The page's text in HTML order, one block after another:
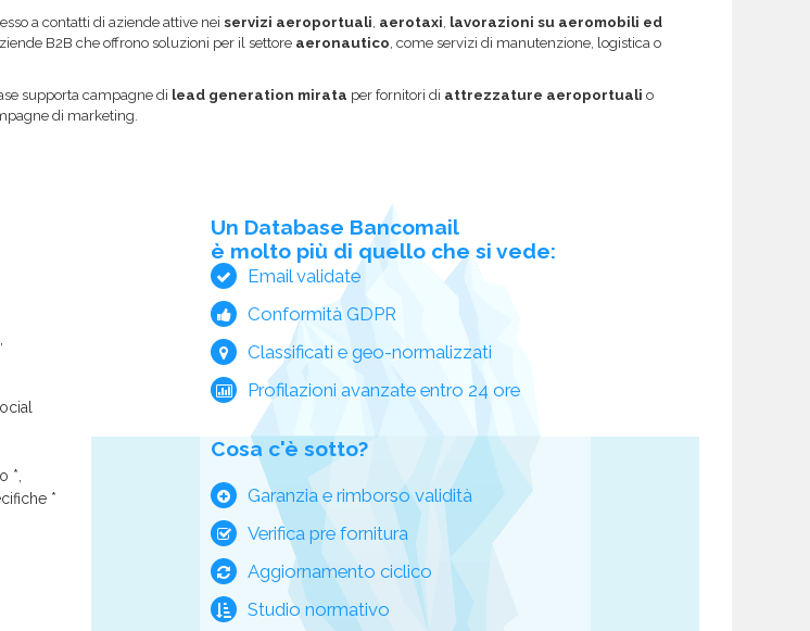
a contatti di aziende attive nei servizi aeroportuali aerotaxi lavorazioni su aeromobili ed
B2B che offrono soluzioni per il settore aeronautico , come servizi di manutenzione, logistica o
supporta campagne di lead generation mirata per fornitori di attrezzature aeroportuali o
di marketing.
*,
*
Un Database Bancomail
è molto più di quello che si vede:
Email validate
Conformità GDPR
Classificati e geo-normalizzati
Profilazioni avanzate entro 24 ore
Cosa c'è sotto?
Garanzia e rimborso validità
Verifica pre fornitura
Aggiornamento ciclico
Studio normativo